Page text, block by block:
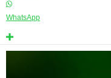
WhatsApp